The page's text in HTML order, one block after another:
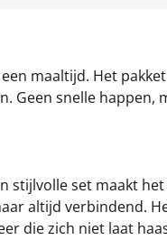
maaltijd. Het
Geen snelle happen,
stijlvolle set maakt
altijd verbindend.
die zich niet laat